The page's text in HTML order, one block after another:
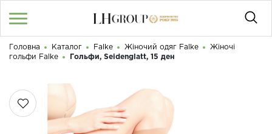
UA|RU
КАТАЛОГ
Доброго дня! Що Ви шукаєте?
Головна Каталог Falke Жіночий одяг Falke
Жіночі
гольфи Falke
Гольфи, Seidenglatt, 15 ден